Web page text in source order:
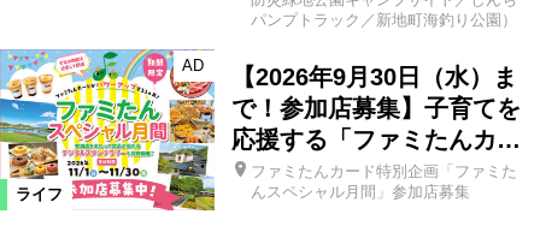
パンプトラック／新地町海釣り公園）
ライフ
AD
【2026年9月30日（水）ま
で！参加店募集】子育てを
応援する「ファミたんカ…
ファミたんカード特別企画「ファミた
んスペシャル月間」参加店募集